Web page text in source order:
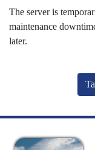
The server is
maintenance
later.